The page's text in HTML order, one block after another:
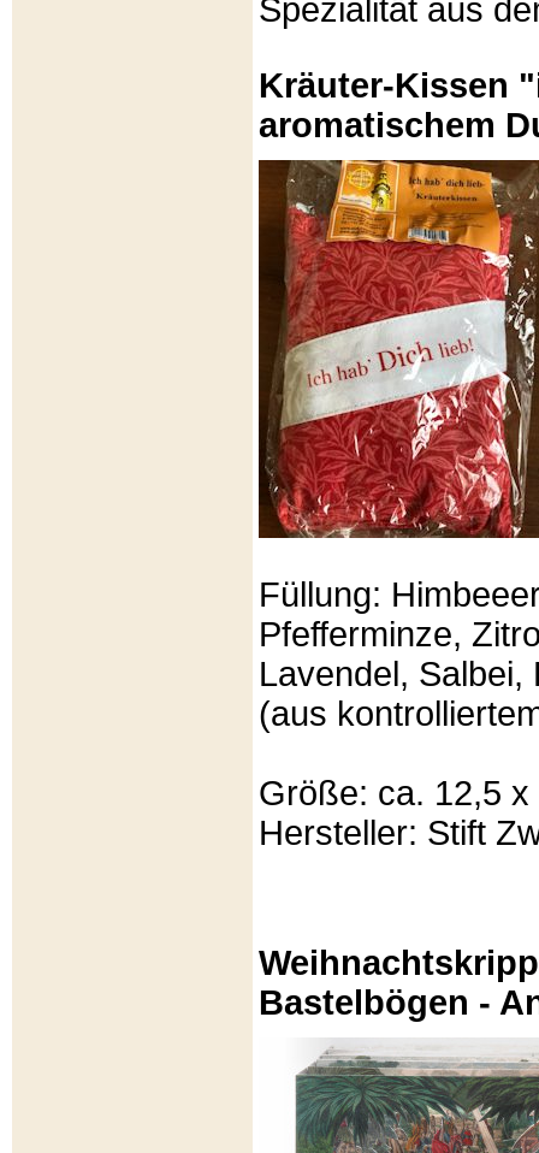
Spezialität aus
Kräuter-Kissen
aromatischem
Füllung:
Pfefferminze,
Lavendel, Salbei,
(aus
Größe: ca. 12,5 x
Hersteller: Stift
Bastelbögen -